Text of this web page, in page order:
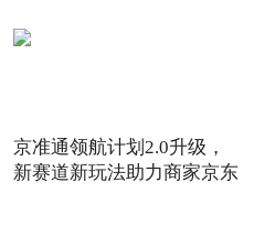
京准通领航计划2.0升级，
新赛道新玩法助力商家京东